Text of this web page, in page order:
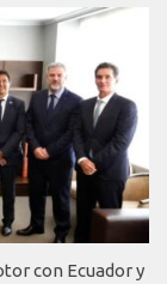
con Ecuador y